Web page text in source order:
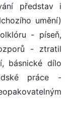
představ i
umění)
- píseň,
- ztratil
básnické dílo
práce -